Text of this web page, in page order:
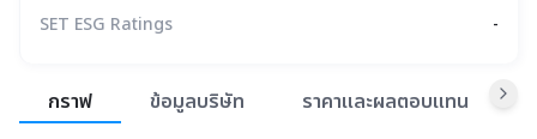
SET ESG Ratings
-
กราฟ
ข้อมูลบริษัท ราคาและผลตอบแทน